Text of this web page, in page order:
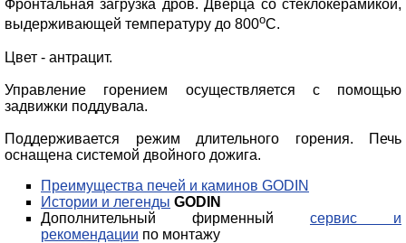
Фронтальная загрузка дров. Дверца со стеклокерамикой,
выдерживающей температуру до 800оС.
Цвет - антрацит.
Управление горением осуществляется с помощью
задвижки поддувала.
Поддерживается режим длительного горения. Печь
оснащена системой двойного дожига.
Преимущества печей и каминов GODIN
Истории и легенды GODIN
Дополнительный фирменный сервис и
рекомендации по монтажу